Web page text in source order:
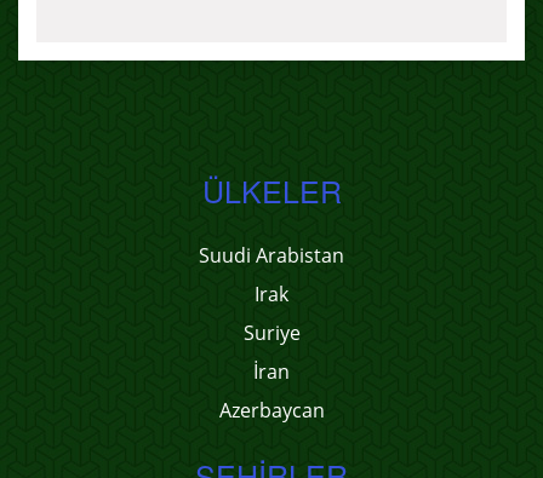
ÜLKELER
Suudi Arabistan
Irak
Suriye
İran
Azerbaycan